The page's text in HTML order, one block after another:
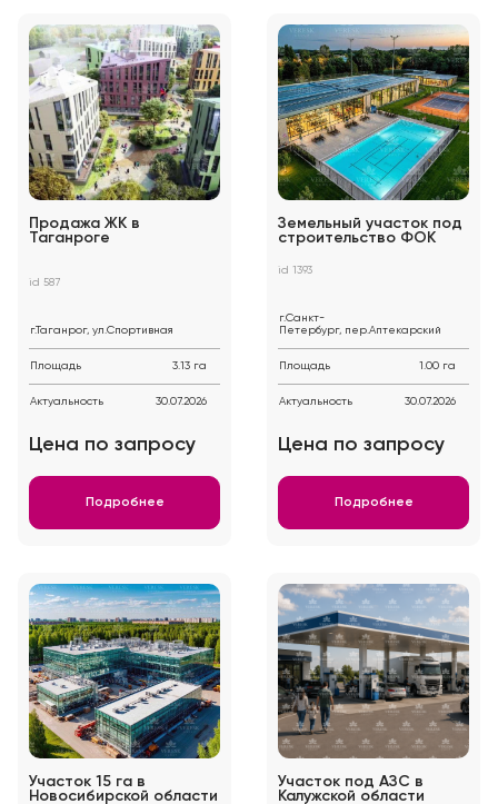
Продажа ЖК в
Таганроге
id 587
г.Таганрог, ул.Спортивная
Площадь 3.13 га
Актуальность 30.07.2026
Цена по запросу
Подробнее
Земельный участок под
строительство ФОК
id 1393
г.Санкт-
Петербург, пер.Аптекарский
Площадь 1.00 га
Актуальность 30.07.2026
Цена по запросу
Подробнее
Участок 15 га в
Новосибирской области
Участок под АЗС в
Калужской области